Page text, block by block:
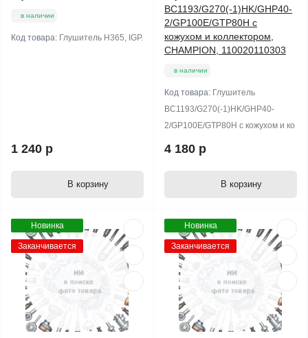
в наличии
Код товара: Глушитель H365, IGP.
1 240 р
В корзину
BC1193/G270(-1)HK/GHP40-
2/GP100E/GTP80H с
кожухом и коллектором,
CHAMPION, 110020110303
в наличии
Код товара: Глушитель
BC1193/G270(-1)HK/GHP40-
2/GP100E/GTP80H с кожухом и ко
4 180 р
В корзину
Новинка
Заканчивается
Новинка
Заканчивается